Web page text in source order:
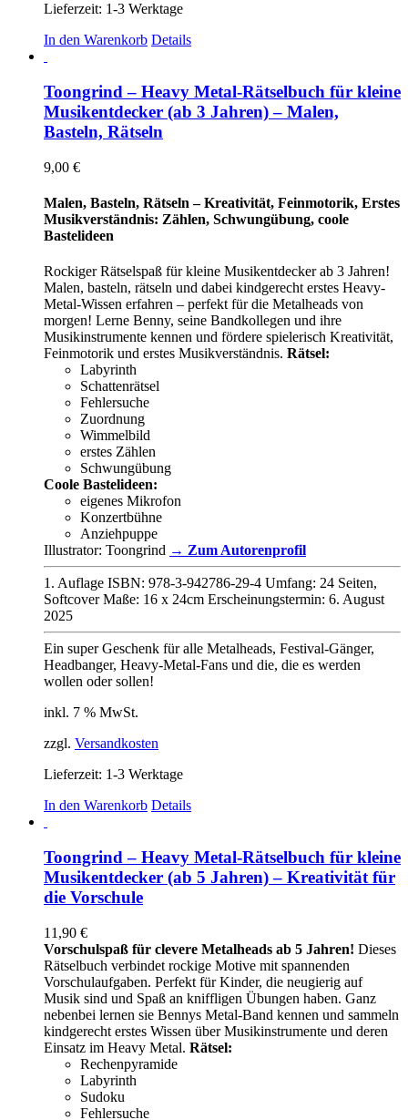
Lieferzeit: 1-3 Werktage
In den Warenkorb Details
Toongrind – Heavy Metal-Rätselbuch für kleine
Musikentdecker (ab 3 Jahren) – Malen,
Basteln, Rätseln
9,00 €
Malen, Basteln, Rätseln – Kreativität, Feinmotorik, Erstes
Musikverständnis: Zählen, Schwungübung, coole
Bastelideen
Rockiger Rätselspaß für kleine Musikentdecker ab 3 Jahren!
Malen, basteln, rätseln und dabei kindgerecht erstes Heavy-
Metal-Wissen erfahren – perfekt für die Metalheads von
morgen! Lerne Benny, seine Bandkollegen und ihre
Musikinstrumente kennen und fördere spielerisch Kreativität,
Feinmotorik und erstes Musikverständnis. Rätsel:
Labyrinth
Schattenrätsel
Fehlersuche
Zuordnung
Wimmelbild
erstes Zählen
Schwungübung
Coole Bastelideen:
eigenes Mikrofon
Konzertbühne
Anziehpuppe
Illustrator: Toongrind → Zum Autorenprofil
1. Auflage ISBN: 978-3-942786-29-4 Umfang: 24 Seiten,
Softcover Maße: 16 x 24cm Erscheinungstermin: 6. August
2025
Ein super Geschenk für alle Metalheads, Festival-Gänger,
Headbanger, Heavy-Metal-Fans und die, die es werden
wollen oder sollen!
inkl. 7 % MwSt.
zzgl. Versandkosten
Lieferzeit: 1-3 Werktage
In den Warenkorb Details
Toongrind – Heavy Metal-Rätselbuch für kleine
Musikentdecker (ab 5 Jahren) – Kreativität für
die Vorschule
11,90 €
Vorschulspaß für clevere Metalheads ab 5 Jahren! Dieses
Rätselbuch verbindet rockige Motive mit spannenden
Vorschulaufgaben. Perfekt für Kinder, die neugierig auf
Musik sind und Spaß an kniffligen Übungen haben. Ganz
nebenbei lernen sie Bennys Metal-Band kennen und sammeln
kindgerecht erstes Wissen über Musikinstrumente und deren
Einsatz im Heavy Metal. Rätsel:
Rechenpyramide
Labyrinth
Sudoku
Fehlersuche